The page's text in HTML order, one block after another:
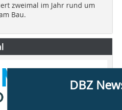
DBZ
zweimal im Jahr rund um
Bau.